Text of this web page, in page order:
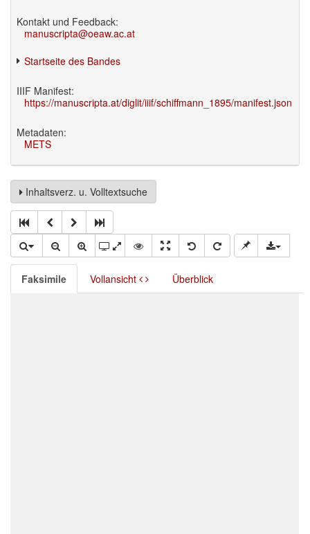
Kontakt und Feedback:
manuscripta@oeaw.ac.at
Startseite des Bandes
IIIF Manifest:
https://manuscripta.at/diglit/iiif/schiffmann_1895/manifest.json
Metadaten:
METS
Inhaltsverz. u. Volltextsuche
Faksimile Vollansicht Überblick